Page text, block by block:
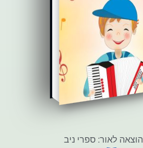
הוצאה לאור: ספרי ניב